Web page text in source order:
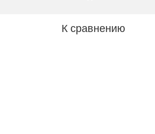
К сравнению